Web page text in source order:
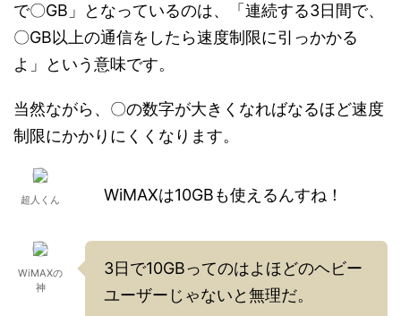
で〇GB」となっているのは、「連続する3日間で、
〇GB以上の通信をしたら速度制限に引っかかる
よ」という意味です。
当然ながら、〇の数字が大きくなればなるほど速度
制限にかかりにくくなります。
超人くん WiMAXは10GBも使えるんすね！
WiMAXの
神
3日で10GBってのはよほどのヘビー
ユーザーじゃないと無理だ。